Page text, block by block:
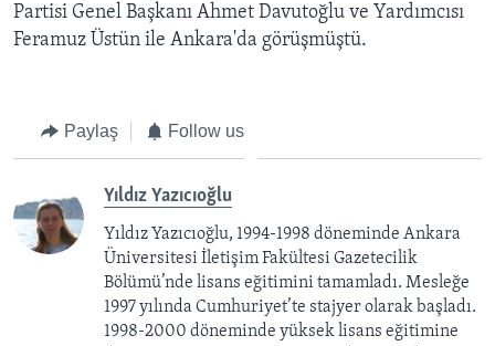
Partisi Genel Başkanı Ahmet Davutoğlu ve Yardımcısı
Feramuz Üstün ile Ankara'da görüşmüştü.
Paylaş Follow us
Yıldız Yazıcıoğlu
Yıldız Yazıcıoğlu, 1994-1998 döneminde Ankara
Üniversitesi İletişim Fakültesi Gazetecilik
Bölümü’nde lisans eğitimini tamamladı. Mesleğe
1997 yılında Cumhuriyet’te stajyer olarak başladı.
1998-2000 döneminde yüksek lisans eğitimine